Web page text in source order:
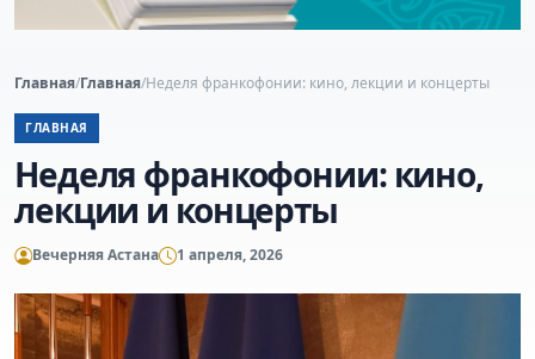
Главная/Главная/Неделя франкофонии: кино, лекции и концерты
ГЛАВНАЯ
Неделя франкофонии: кино,
лекции и концерты
Вечерняя Астана 1 апреля, 2026